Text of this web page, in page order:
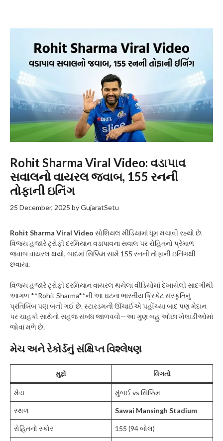
Rohit Sharma Viral Video: વડાપાવ
સવાલનો વાયરલ જવાબ, 155 રનની
તોફાની ઇનિંગ
25 December, 2025 byGujaratSetu
Rohit Sharma Viral Video સોશિયલ મીડિયામાં ધૂમ મચાવી રહ્યો છે.
વિજય હજારે ટ્રોફી દરમિયાન વડાપાવના સવાલ પર રોહિતનો પ્રેમાળ
જવાબ વાયરલ થયો, બાદમાં સિક્કિમ સામે 155 રનની તોફાની ઇનિંગથી
છવાયા.
વિજય હજારે ટ્રોફી દરમિયાન વાયરલ થયેલા વીડિયોમાં દેખાયેલી સાદગીથી
આગળ **Rohit Sharma**ની આ ઘટના ભારતીય ક્રિકેટ સંસ્કૃતિનું
પ્રતિબિંબ પણ બની ગઈ છે. સ્ટારડમની ઊંચાઈએ પહોંચ્યા બાદ પણ મેદાન
પર ચાહકો સાથેનો સહજ સંબંધ જાળવવો—આ ગુણ બહુ ઓછા ખેલાડીઓમાં
જોવા મળે છે.
મેચ અને રેકોર્ડનું સંક્ષિપ્ત વિશ્લેષણ
મુદ્દો વિગતો
મેચ મુંબઈ vs સિક્કિમ
સ્થળ Sawai Mansingh Stadium
રોહિતનો સ્કોર 155 (94 બોલ)